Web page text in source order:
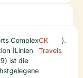
Complex
(Linien
ist die
CK
Travels
).